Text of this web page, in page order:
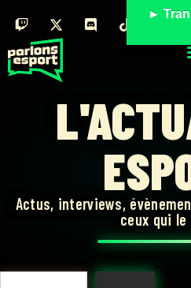
Actus, interviews,
ceux qui
►